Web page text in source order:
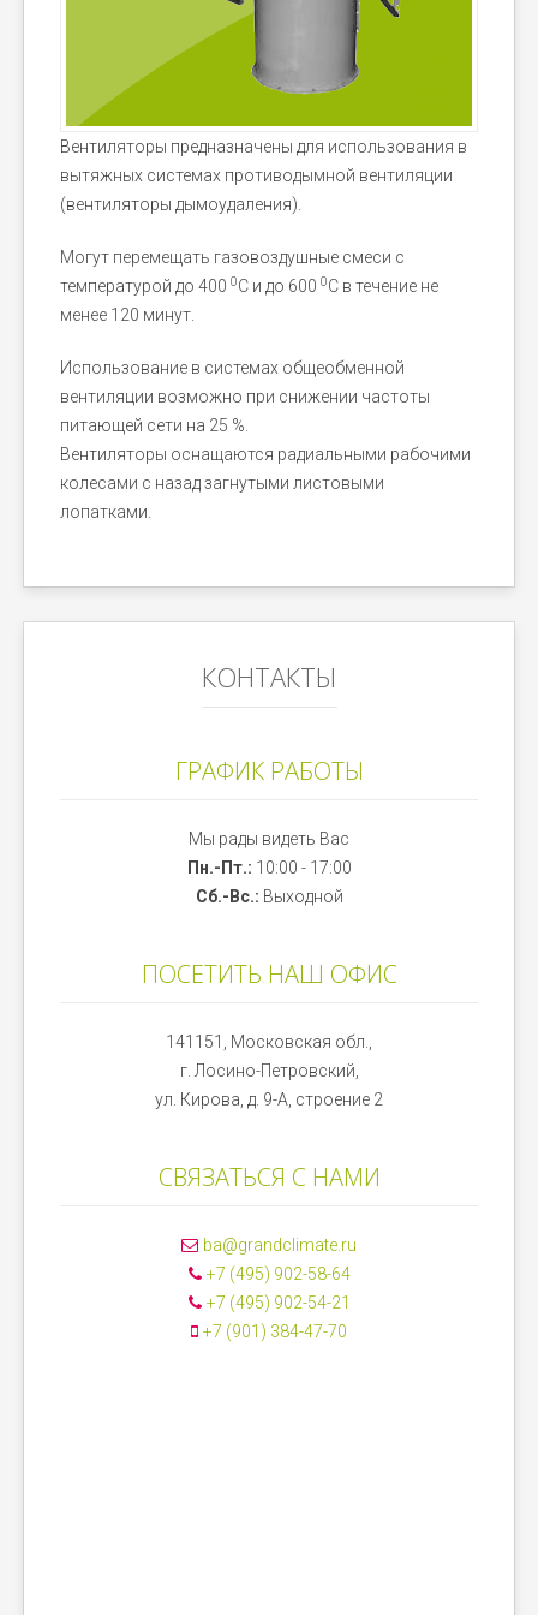
Вентиляторы предназначены для использования в
вытяжных системах противодымной вентиляции
(вентиляторы дымоудаления).
Могут перемещать газовоздушные смеси с
температурой до 400 0С и до 600 0С в течение не
менее 120 минут.
Использование в системах общеобменной
вентиляции возможно при снижении частоты
питающей сети на 25 %.
Вентиляторы оснащаются радиальными рабочими
колесами с назад загнутыми листовыми
лопатками.
КОНТАКТЫ
ГРАФИК РАБОТЫ
Мы рады видеть Вас
Пн.-Пт.: 10:00 - 17:00
Сб.-Вс.: Выходной
ПОСЕТИТЬ НАШ ОФИС
141151, Московская обл.,
г. Лосино-Петровский,
ул. Кирова, д. 9-А, строение 2
СВЯЗАТЬСЯ С НАМИ
ba@grandclimate.ru
+7 (495) 902-58-64
+7 (495) 902-54-21
+7 (901) 384-47-70